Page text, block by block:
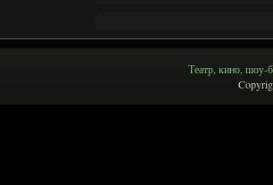
Театр, кино, шоу-